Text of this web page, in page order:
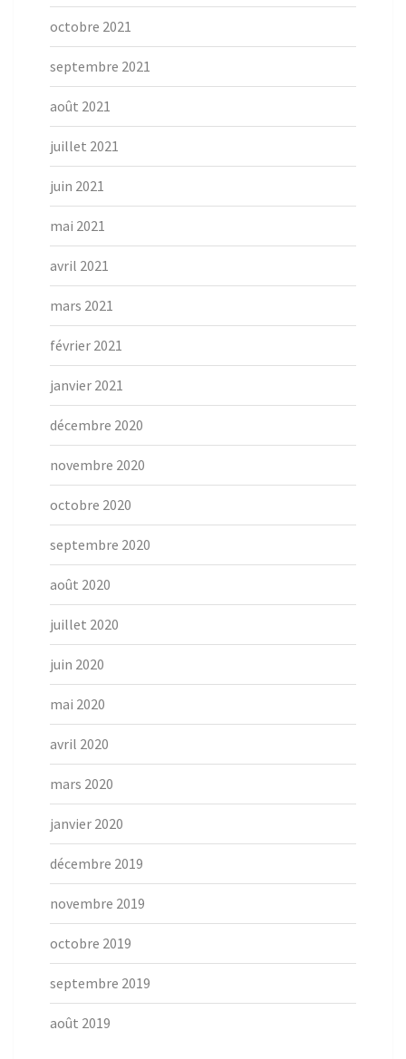
octobre 2021
septembre 2021
août 2021
juillet 2021
juin 2021
mai 2021
avril 2021
mars 2021
février 2021
janvier 2021
décembre 2020
novembre 2020
octobre 2020
septembre 2020
août 2020
juillet 2020
juin 2020
mai 2020
avril 2020
mars 2020
janvier 2020
décembre 2019
novembre 2019
octobre 2019
septembre 2019
août 2019